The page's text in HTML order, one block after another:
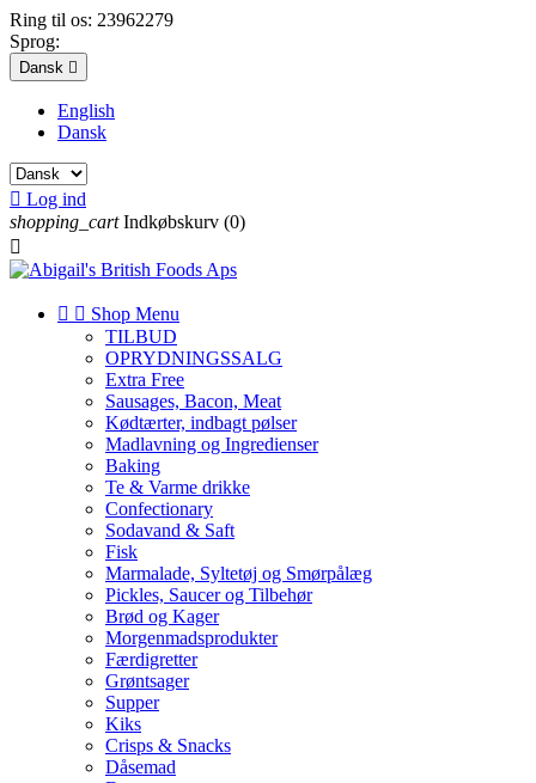
Ring til os: 23962279
Sprog:
Dansk 
English
Dansk
 Log ind
shopping_cart Indkøbskurv (0)

  Shop Menu
TILBUD
OPRYDNINGSSALG
Extra Free
Sausages, Bacon, Meat
Kødtærter, indbagt pølser
Madlavning og Ingredienser
Baking
Te & Varme drikke
Confectionary
Sodavand & Saft
Fisk
Marmalade, Syltetøj og Smørpålæg
Pickles, Saucer og Tilbehør
Brød og Kager
Morgenmadsprodukter
Færdigretter
Grøntsager
Supper
Kiks
Crisps & Snacks
Dåsemad